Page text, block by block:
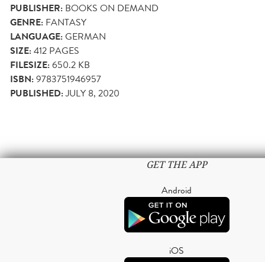
PUBLISHER: BOOKS ON DEMAND
GENRE: FANTASY
LANGUAGE:GERMAN
SIZE:412 PAGES
FILESIZE:650.2 KB
ISBN:9783751946957
PUBLISHED:JULY 8, 2020
GET THE APP
Android
iOS